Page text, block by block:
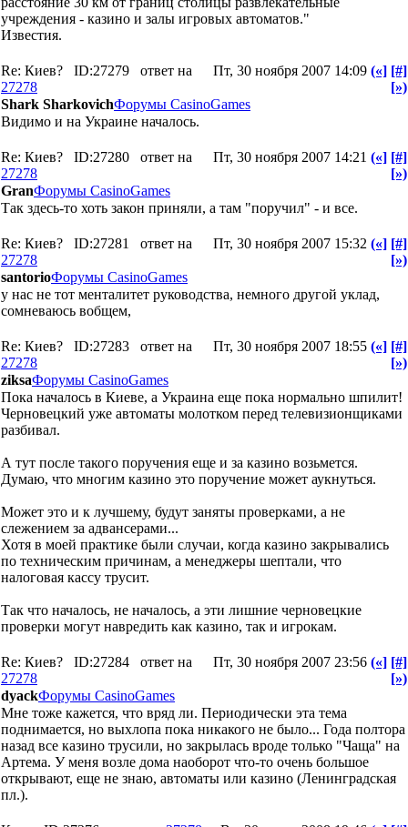
учреждения - казино и залы игровых автоматов."
Известия.
Re: Киев? ID:27279 ответ на
27278
Пт, 30 ноября 2007 14:09 («] [#]
[»)
Shark SharkovichФорумы CasinoGames
Видимо и на Украине началось.
Re: Киев? ID:27280 ответ на
27278
Пт, 30 ноября 2007 14:21 («] [#]
[»)
GranФорумы CasinoGames
Так здесь-то хоть закон приняли, а там "поручил" - и все.
Re: Киев? ID:27281
ответ на
27278
Пт, 30 ноября 2007 15:32 («] [#]
[»)
santorioФорумы CasinoGames
у нас не тот менталитет руководства, немного другой уклад,
сомневаюсь вобщем,
Re: Киев? ID:27283 ответ на
27278
Пт, 30 ноября 2007 18:55 («] [#]
[»)
ziksaФорумы CasinoGames
Пока началось в Киеве, а Украина еще пока нормально шпилит!
Черновецкий уже автоматы молотком перед телевизионщиками
разбивал.
А тут после такого поручения еще и за казино возьмется.
Думаю, что многим казино это поручение может аукнуться.
Может это и к лучшему, будут заняты проверками, а не
слежением за адвансерами...
Хотя в моей практике были случаи, когда казино закрывались
по техническим причинам, а менеджеры шептали, что
налоговая кассу трусит.
Так что началось, не началось, а эти лишние черновецкие
проверки могут навредить как казино, так и игрокам.
Re: Киев? ID:27284 ответ на
27278
Пт, 30 ноября 2007 23:56 («] [#]
[»)
dyackФорумы CasinoGames
Мне тоже кажется, что вряд ли. Периодически эта тема
поднимается, но выхлопа пока никакого не было... Года полтора
назад все казино трусили, но закрылась вроде только "Чаща" на
Артема. У меня возле дома наоборот что-то очень большое
открывают, еще не знаю, автоматы или казино (Ленинградская
пл.).